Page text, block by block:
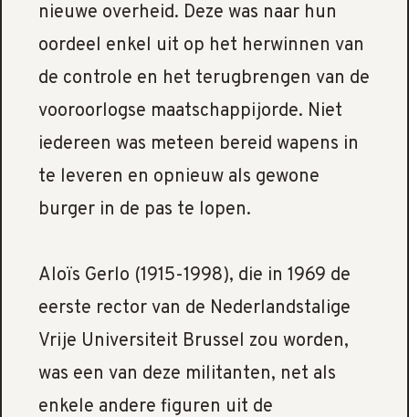
nieuwe overheid. Deze was naar hun
oordeel enkel uit op het herwinnen van
de controle en het terugbrengen van de
vooroorlogse maatschappijorde. Niet
iedereen was meteen bereid wapens in
te leveren en opnieuw als gewone
burger in de pas te lopen.
Aloïs Gerlo (1915-1998), die in 1969 de
eerste rector van de Nederlandstalige
Vrije Universiteit Brussel zou worden,
was een van deze militanten, net als
enkele andere figuren uit de